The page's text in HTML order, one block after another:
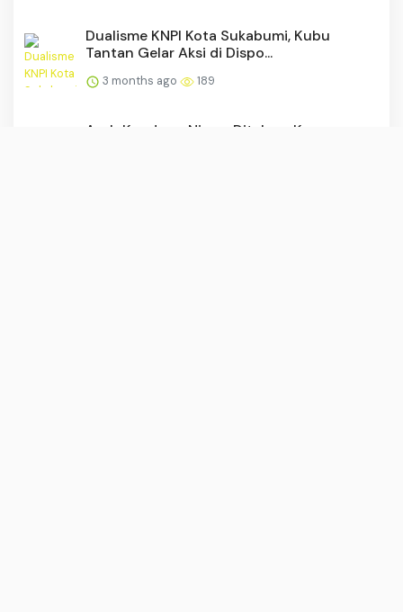
Dualisme KNPI Kota Sukabumi, Kubu
Tantan Gelar Aksi di Dispo...
3 months ago 189
Ayah Kandung Nizam Ditahan, Kasus